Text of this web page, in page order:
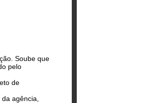
Soube que
pelo
de
agência,